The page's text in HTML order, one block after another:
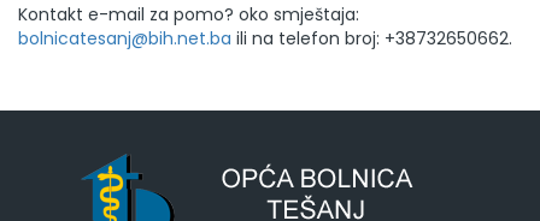
Kontakt e-mail za pomo? oko smještaja:
bolnicatesanj@bih.net.ba ili na telefon broj: +38732650662.